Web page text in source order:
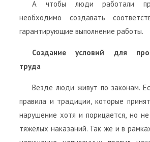
А чтобы люди работали
необходимо создавать
гарантирующие выполнение работы.
Создание условий для
труда
Везде люди живут по законам.
правила и традиции, которые
нарушение хотя и порицается, но
тяжёлых наказаний. Так же и в